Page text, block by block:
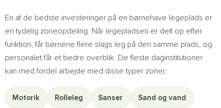
En af de bedste investeringer på en børnehave legeplads er
en tydelig zoneopdeling. Når legepladsen er delt op efter
funktion, får børnene flere slags leg på den samme plads, og
personalet får et bedre overblik. De fleste daginstitutioner
kan med fordel arbejde med disse typer zoner:
Motorik Rolleleg Sanser Sand og vand